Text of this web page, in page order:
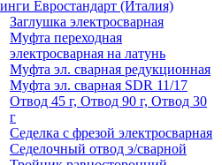
Евростандарт (Италия)
Заглушка электросварная
Муфта переходная
электросварная на латунь
Муфта эл. cварная редукционная
Муфта эл. сварная SDR 11/17
Отвод 45 г, Отвод 90 г, Отвод 30
г
Седелка с фрезой электросварная
Седелочный отвод э/сварной